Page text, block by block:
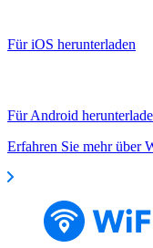
Für iOS herunterladen
Für Android
Erfahren Sie mehr über